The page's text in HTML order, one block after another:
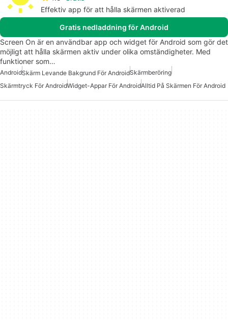
Effektiv app för att hålla skärmen aktiverad
Gratis nedladdning för Android
Screen On är en användbar app och widget för Android som gör det
möjligt att hålla skärmen aktiv under olika omständigheter. Med
funktioner som…
AndroidSkärm Levande Bakgrund För AndroidSkärmberöring
Skärmtryck För AndroidWidget-Appar För AndroidAlltid På Skärmen För Android